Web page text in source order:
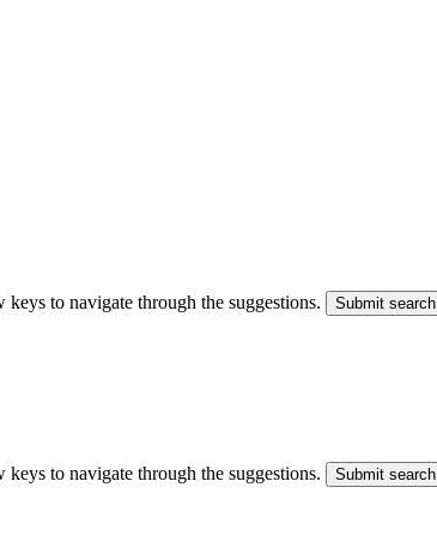
keys to navigate through the suggestions. Submit search
keys to navigate through the suggestions. Submit search